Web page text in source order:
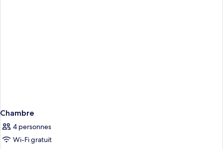
Chambre
4 personnes
Wi-Fi gratuit